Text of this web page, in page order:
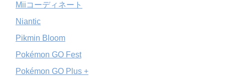
Miiコーディネート
Niantic
Pikmin Bloom
Pokémon GO Fest
Pokémon GO Plus +